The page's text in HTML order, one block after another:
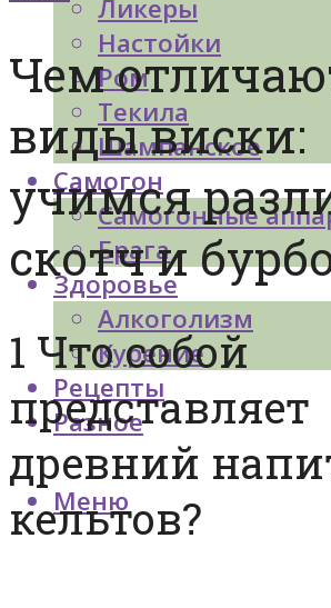
Ликеры
Настойки
Ром
Текила
Шампанское
Самогон
Самогонные
Брага
Здоровье
Алкоголизм
Курение
Рецепты
Разное
Меню
Чем
виды виски:
учимся
скотч и
1 Что собой
представляет
древний
кельтов?